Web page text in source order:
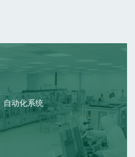
自动化系统